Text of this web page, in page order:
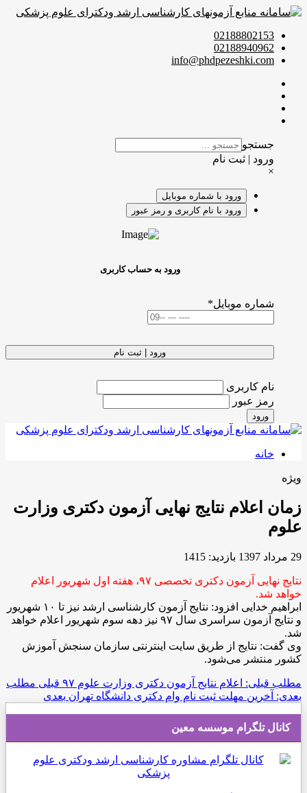
02188802153
02188940962
info@phdpezeshki.com
جستجو
ورود | ثبت نام
×
ورود با شماره موبایل
ورود با نام کاربری و رمز عبور
ورود به حساب کاربری
شماره موبایل*
ورود | ثبت نام
نام کاربری
رمز عبور
ورود
خانه
ویژه
زمان اعلام نتایج نهایی آزمون دکتری وزارت
علوم
29 مرداد 1397 بازدید: 1415
نتایج نهایی آزمون دکتری تخصصی ۹۷، هفته اول شهریور اعلام
خواهد شد.
ابراهیم خدایی افزود: نتایج آزمون کارشناسی ارشد نیز تا ۱۰ شهریور
و نتایج آزمون سراسری سال ۹۷ نیز دهه سوم شهریور اعلام خواهد
شد.
وی گفت: نتایج از طریق سایت اینترنتی سازمان سنجش آموزش
کشور منتشر می‌شود.
مطلب قبلی: اعلام نتایج آزمون دکتری وزارت علوم ۹۷ قبلی مطلب
بعدی: آخرین مهلت ثبت نام وام دکتری دانشگاه تهران بعدی
کانال تلگرام موسسه معین